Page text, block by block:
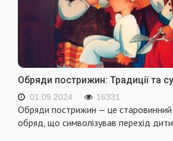
Обряди пострижин: Традиції та
01.09.2024 16331
Обряди пострижин — це старовинний
обряд, що символізував перехід